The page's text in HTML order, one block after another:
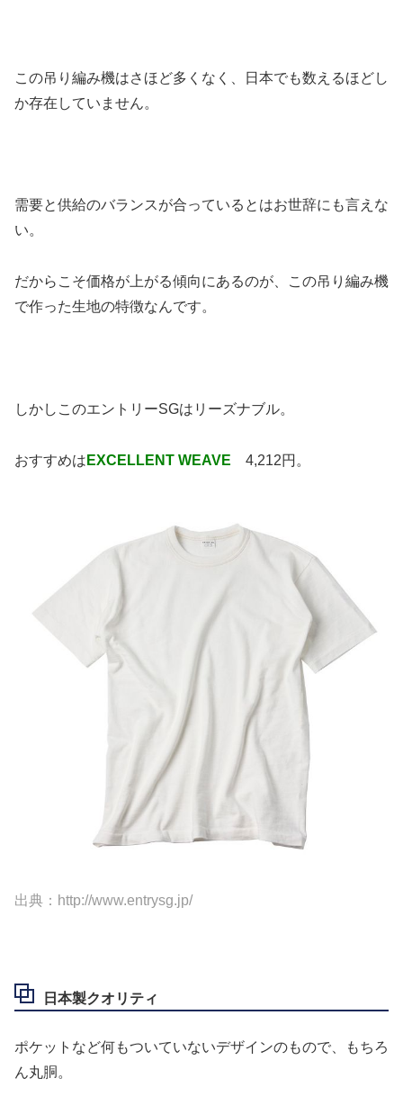
この吊り編み機はさほど多くなく、日本でも数えるほどし
か存在していません。
需要と供給のバランスが合っているとはお世辞にも言えな
い。
だからこそ価格が上がる傾向にあるのが、この吊り編み機
で作った生地の特徴なんです。
しかしこのエントリーSGはリーズナブル。
おすすめは EXCELLENT WEAVE 4,212円。
出典：http://www.entrysg.jp/
日本製クオリティ
ポケットなど何もついていないデザインのもので、もちろ
ん丸胴。